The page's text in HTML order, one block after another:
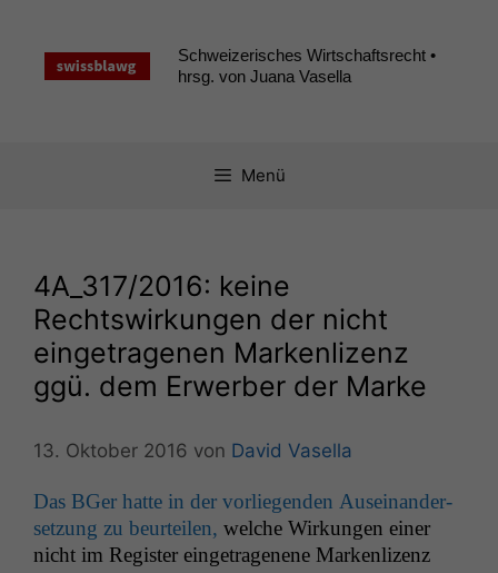
springen
Schweizerisches Wirtschaftsrecht •
hrsg. von Juana Vasella
Menü
4A_317/2016: keine
Rechtswirkungen der nicht
eingetragenen Markenlizenz
ggü. dem Erwerber der Marke
13. Oktober 2016 von David Vasella
Das BGer hat­te in der vor­liegen­den Auseinan­der­
set­zung zu beurteilen, welche Wirkun­gen ein­er
nicht im Reg­is­ter einge­tra­genene Marken­l­izenz